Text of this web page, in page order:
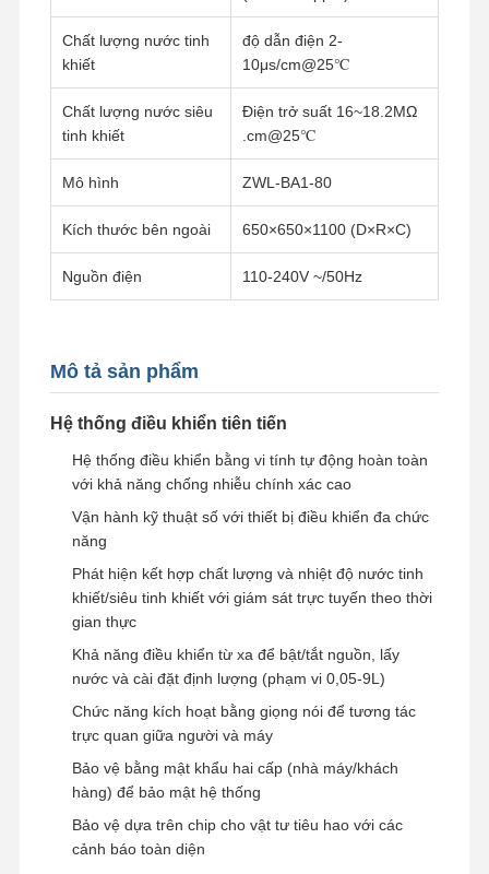
Trang Chủ
Các Sản
Video
Tham Quan
Nhà Máy
Kiểm Soát
Chất Lượng
Liên Hệ Tin Tức
Các Trường
Hợp
Yêu Cầu Báo
Giá
Hệ thống nước siêu tinh khiết trong phòng thí nghiệm
Máy nước siêu tinh khiết
Chất lượng nước tinh
khiết
độ dẫn điện 2-
10μs/cm@25℃
Chất lượng nước siêu
tinh khiết
Điện trở suất 16~18.2MΩ
.cm@25℃
Mô hình ZWL-BA1-80
Kích thước bên ngoài 650×650×1100 (D×R×C)
Nguồn điện 110-240V ~/50Hz
Mô tả sản phẩm
Hệ thống điều khiển tiên tiến
Hệ thống điều khiển bằng vi tính tự động hoàn toàn
với khả năng chống nhiễu chính xác cao
Vận hành kỹ thuật số với thiết bị điều khiển đa chức
năng
Phát hiện kết hợp chất lượng và nhiệt độ nước tinh
khiết/siêu tinh khiết với giám sát trực tuyến theo thời
gian thực
Khả năng điều khiển từ xa để bật/tắt nguồn, lấy
nước và cài đặt định lượng (phạm vi 0,05-9L)
Chức năng kích hoạt bằng giọng nói để tương tác
trực quan giữa người và máy
Bảo vệ bằng mật khẩu hai cấp (nhà máy/khách
hàng) để bảo mật hệ thống
Bảo vệ dựa trên chip cho vật tư tiêu hao với các
cảnh báo toàn diện